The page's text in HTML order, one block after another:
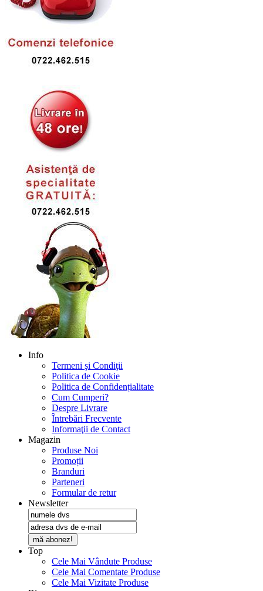
Info
Termeni şi Condiţii
Politica de Cookie
Politica de Confidențialitate
Cum Cumperi?
Despre Livrare
Întrebări Frecvente
Informaţii de Contact
Magazin
Produse Noi
Promoții
Branduri
Parteneri
Formular de retur
Newsletter
mă abonez!
Top
Cele Mai Vândute Produse
Cele Mai Comentate Produse
Cele Mai Vizitate Produse